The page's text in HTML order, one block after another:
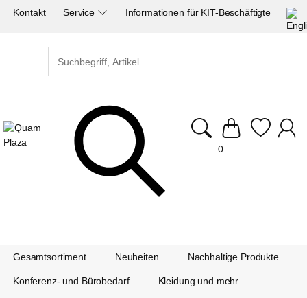
Kontakt Service Informationen für KIT-Beschäftigte
0
Gesamtsortiment Neuheiten Nachhaltige Produkte
Konferenz- und Bürobedarf Kleidung und mehr